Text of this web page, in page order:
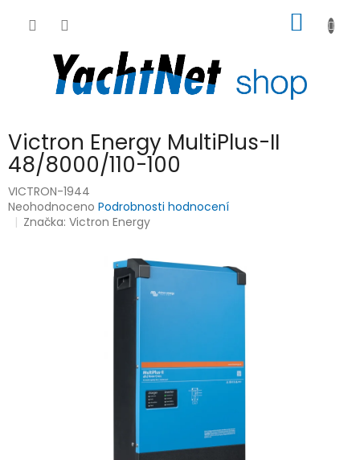
KOŠÍK
Victron Energy MultiPlus-II
48/8000/110-100
VICTRON-1944
Průměrné
hodnocení
Neohodnoceno Podrobnosti hodnocení
Značka:Victron Energy